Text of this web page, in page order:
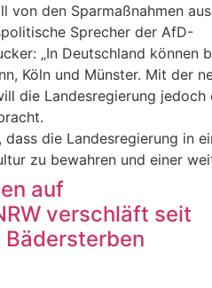
von den Sparmaßnahmen
Sprecher der AfD-
„In Deutschland
Köln und Münster. Mit der
die Landesregierung
dass die Landesregierung in
zu bewahren und einer
auf
verschläft seit